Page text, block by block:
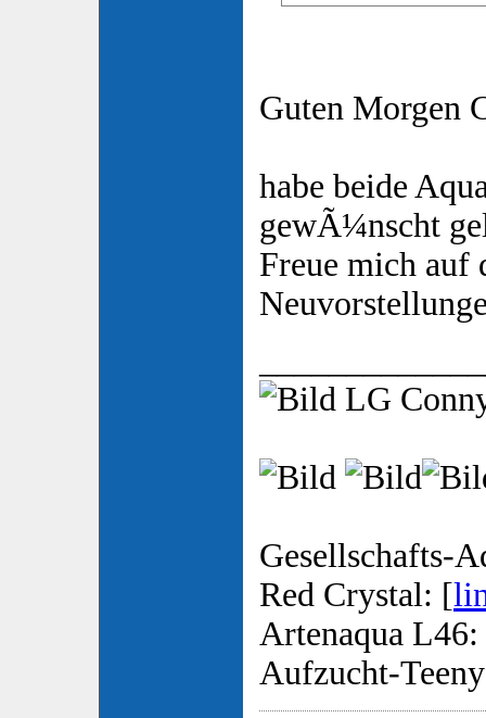
Guten Morgen
habe beide
gewÃ¼nscht
Freue mich auf
LG
Gesellschafts-
Red Crystal: [
Artenaqua
Aufzucht-